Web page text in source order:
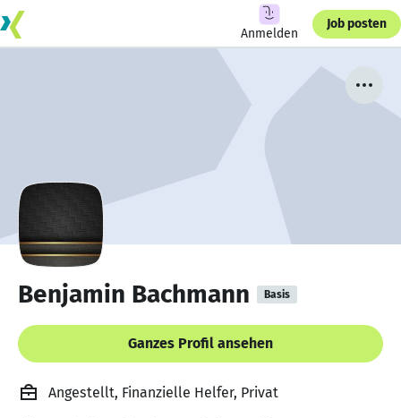
Anmelden
Job posten
Benjamin Bachmann Basis
Ganzes Profil ansehen
Angestellt, Finanzielle Helfer, Privat